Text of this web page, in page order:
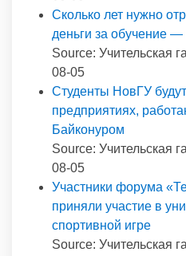
Сколько лет нужно
деньги за обучение
Source: Учительская
08-05
Студенты НовГУ
предприятиях,
Байконуром
Source: Учительская
08-05
Участники форума
приняли участие в
спортивной игре
Source: Учительская